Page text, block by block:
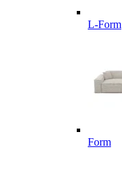
L-Form
Form